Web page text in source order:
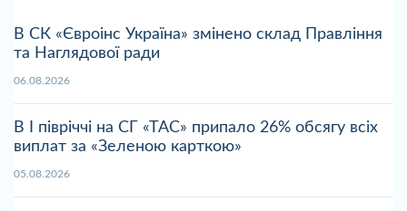
В СК «Євроінс Україна» змінено склад Правління
та Наглядової ради
06.08.2026
В І півріччі на СГ «ТАС» припало 26% обсягу всіх
виплат за «Зеленою карткою»
05.08.2026